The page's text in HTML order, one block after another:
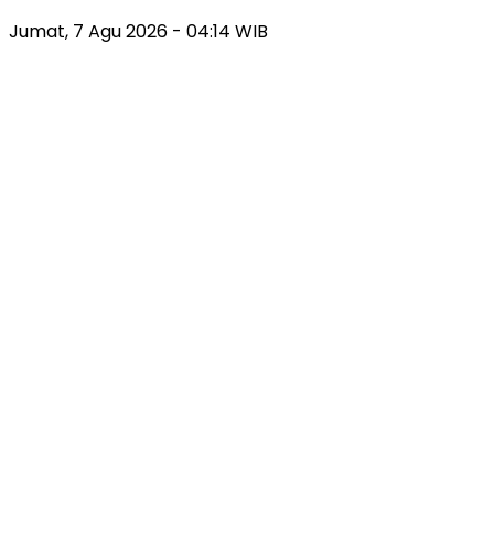
Jumat, 7 Agu 2026 - 04:14 WIB